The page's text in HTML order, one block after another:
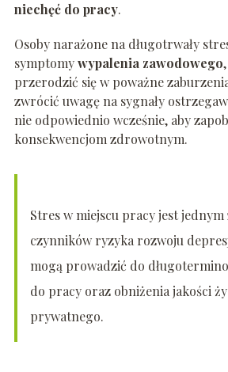
niechęć do pracy.
Osoby narażone na długotrwały
symptomywypalenia zawodowego
przerodzić się w poważne
zwrócić uwagę na sygnały
nie odpowiednio wcześnie, aby
konsekwencjom zdrowotnym.
Stres w miejscu pracy jest jednym
czynników ryzyka rozwoju
mogą prowadzić do
do pracy oraz obniżenia jakości
prywatnego.